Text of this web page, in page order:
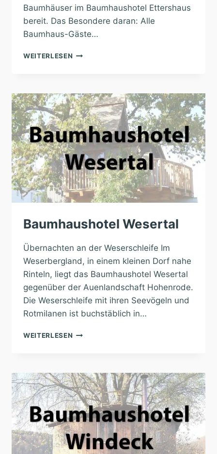
Baumhäuser im Baumhaushotel Ettershaus
bereit. Das Besondere daran: Alle
Baumhaus-Gäste…
WEITERLESEN BAUMHAUSHOTEL
Baumhaushotel Wesertal
Übernachten an der Weserschleife Im
Weserbergland, in einem kleinen Dorf nahe
Rinteln, liegt das Baumhaushotel Wesertal
gegenüber der Auenlandschaft Hohenrode.
Die Weserschleife mit ihren Seevögeln und
Rotmilanen ist buchstäblich in…
WEITERLESEN BAUMHAUSHOTEL